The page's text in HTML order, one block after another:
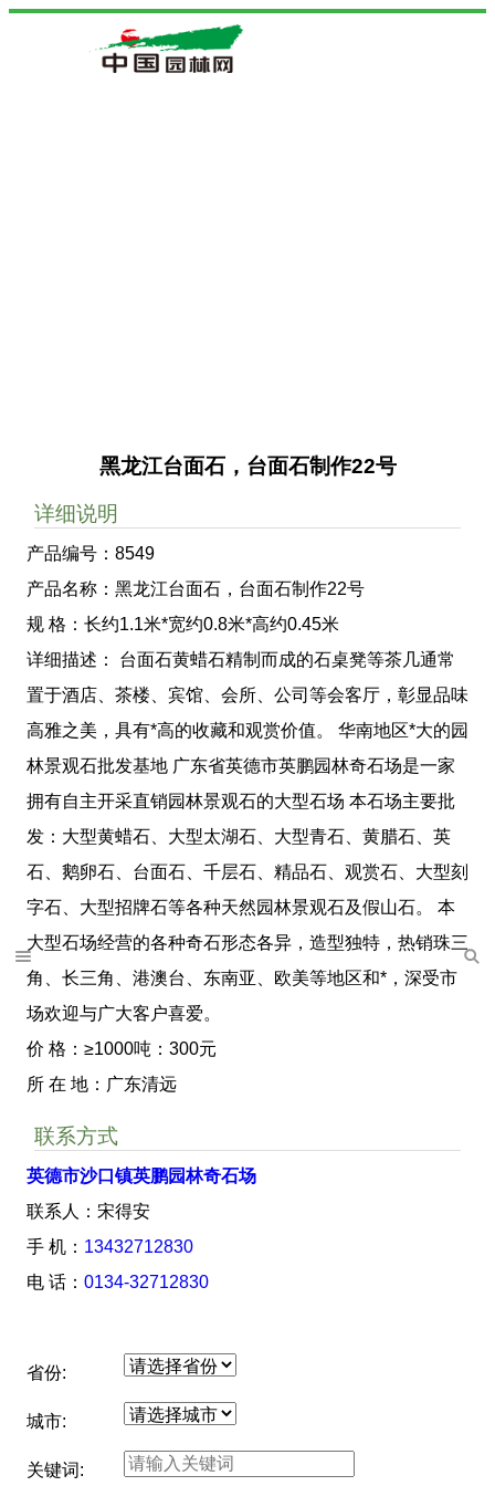
黑龙江台面石，台面石制作22号
详细说明
产品编号：8549
产品名称：黑龙江台面石，台面石制作22号
规 格：长约1.1米*宽约0.8米*高约0.45米
详细描述： 台面石黄蜡石精制而成的石桌凳等茶几通常
置于酒店、茶楼、宾馆、会所、公司等会客厅，彰显品味
高雅之美，具有*高的收藏和观赏价值。 华南地区*大的园
林景观石批发基地 广东省英德市英鹏园林奇石场是一家
拥有自主开采直销园林景观石的大型石场 本石场主要批
发：大型黄蜡石、大型太湖石、大型青石、黄腊石、英
石、鹅卵石、台面石、千层石、精品石、观赏石、大型刻
字石、大型招牌石等各种天然园林景观石及假山石。 本
大型石场经营的各种奇石形态各异，造型独特，热销珠三
角、长三角、港澳台、东南亚、欧美等地区和*，深受市
场欢迎与广大客户喜爱。
价 格：≥1000吨：300元
所 在 地：广东清远
联系方式
英德市沙口镇英鹏园林奇石场
联系人：宋得安
手 机： 13432712830
电 话： 0134-32712830
省份:
城市:
关键词: